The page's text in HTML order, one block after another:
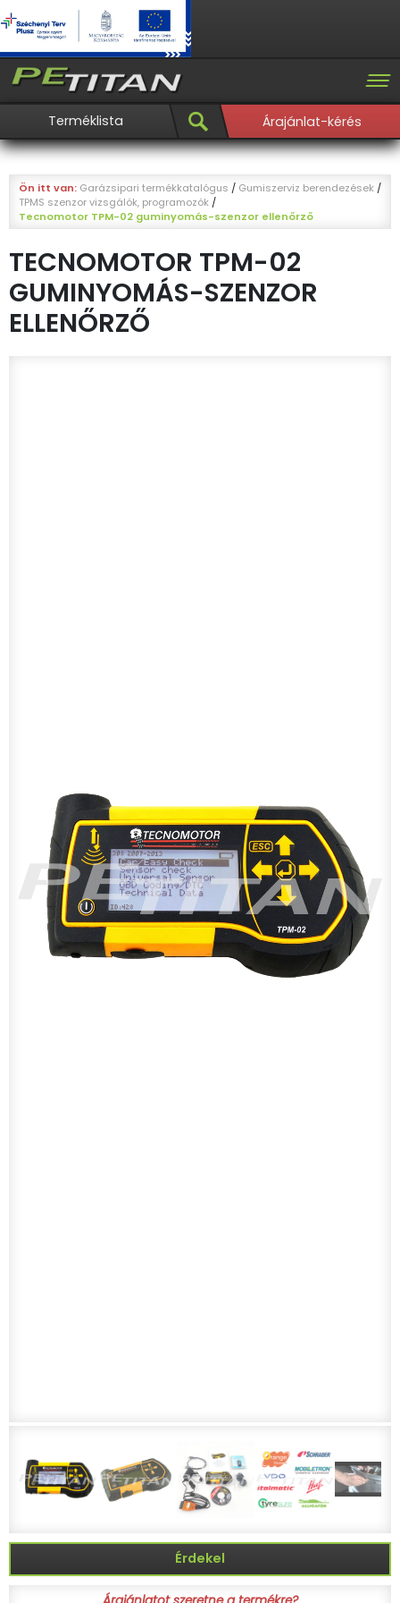
Terméklista Árajánlat-kérés
Ön itt van: Garázsipari termékkatalógus / Gumiszerviz berendezések /
TPMS szenzor vizsgálók, programozók /
Tecnomotor TPM-02 guminyomás-szenzor ellenőrző
TECNOMOTOR TPM-02
GUMINYOMÁS-SZENZOR
ELLENŐRZŐ
Érdekel